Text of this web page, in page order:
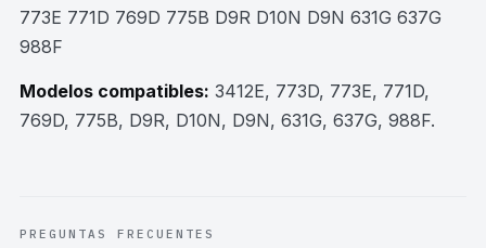
773E 771D 769D 775B D9R D10N D9N 631G 637G
988F
Modelos compatibles: 3412E, 773D, 773E, 771D,
769D, 775B, D9R, D10N, D9N, 631G, 637G, 988F.
PREGUNTAS FRECUENTES